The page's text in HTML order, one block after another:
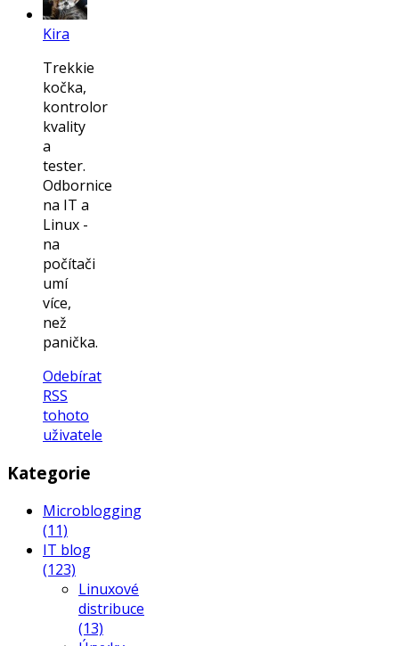
Kira
Trekkie
kočka,
kontrolor
kvality
a
tester.
Odbornice
na IT a
Linux -
na
počítači
umí
více,
než
panička.
Odebírat
RSS
tohoto
uživatele
Kategorie
Microblogging
(11)
IT blog
(123)
Linuxové
distribuce
(13)